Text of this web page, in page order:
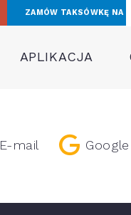
ZAMÓW TAKSÓWKĘ NA
APLIKACJA
E-mail Google